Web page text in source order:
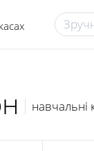
навчальні